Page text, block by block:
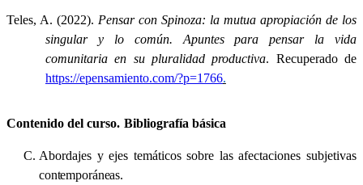
Teles, A. (2022). Pensar con Spinoza: la mutua apropiación de los
singular y lo común. Apuntes para pensar la vida
comunitaria en su pluralidad productiva. Recuperado de
https://epensamiento.com/?p=1766.
Contenido del curso.Bibliografíabásica
Abordajes y ejes temáticos sobre las afectaciones subjetivas
contemporáneas.